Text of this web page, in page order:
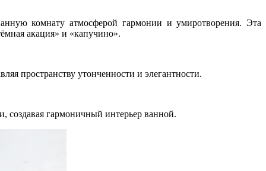
комнату атмосферой гармонии и умиротворения. Эта
акация» и «капучино».
пространству утонченности и элегантности.
создавая гармоничный интерьер ванной.